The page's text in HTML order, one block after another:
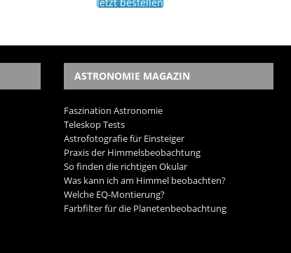
ASTRONOMIE MAGAZIN
Faszination Astronomie
Teleskop Tests
Astrofotografie für Einsteiger
Praxis der Himmelsbeobachtung
So finden die richtigen Okular
Was kann ich am Himmel beobachten?
Welche EQ-Montierung?
Farbfilter für die Planetenbeobachtung